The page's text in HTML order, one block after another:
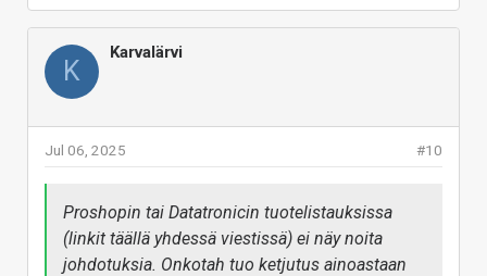
K
Karvalärvi
#10
Jul 06, 2025
Proshopin tai Datatronicin tuotelistauksissa
(linkit täällä yhdessä viestissä) ei näy noita
johdotuksia. Onkotah tuo ketjutus ainoastaan